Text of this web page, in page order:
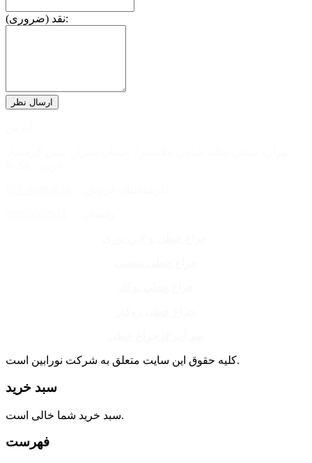
نقد (ضروری):
کلیه حقوق این سایت متعلق به شرکت نورابین است.
سبد خرید
سبد خرید شما خالی است.
فهرست